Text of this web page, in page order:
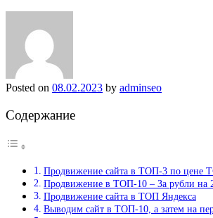
Posted on 08.02.2023 by adminseo
Содержание
Продвижение сайта в ТОП-3 по цене
Продвижение в ТОП-10 – За рубли на
Продвижение сайта в ТОП Яндекса
Выводим сайт в ТОП-10, а затем на